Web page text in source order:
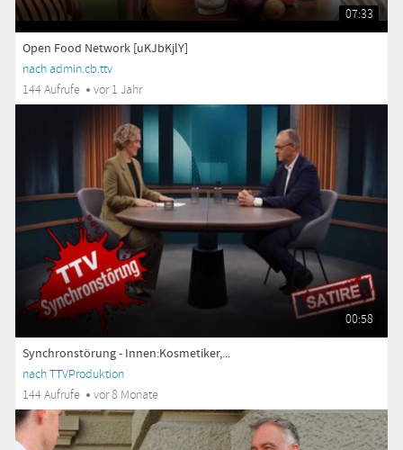
07:33
Open Food Network [uKJbKjlY]
nach admin.cb.ttv
144 Aufrufe
vor 1 Jahr
00:58
Synchronstörung - Innen:Kosmetiker,...
nach TTVProduktion
144 Aufrufe
vor 8 Monate